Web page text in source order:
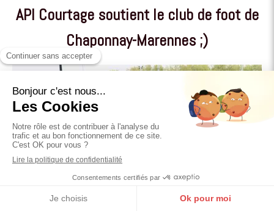
API Courtage soutient le club de foot de
Chaponnay-Marennes ;)